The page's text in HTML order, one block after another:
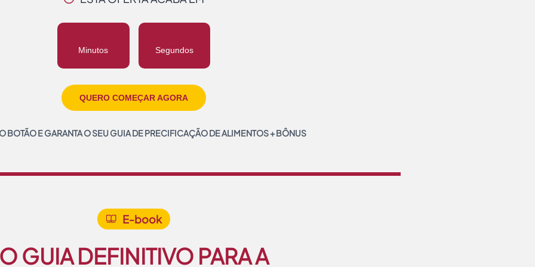
Minutos Segundos
QUERO COMEÇAR AGORA
BOTÃO E GARANTA O SEU GUIA DE PRECIFICAÇÃO DE ALIMENTOS + BÔNUS
E-book
O GUIA DEFINITIVO PARA A